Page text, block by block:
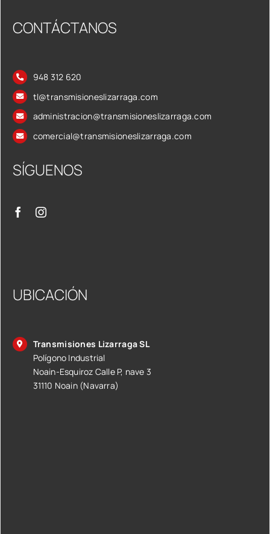
CONTÁCTANOS
948 312 620
tl@transmisioneslizarraga.com
administracion@transmisioneslizarraga.com
comercial@transmisioneslizarraga.com
SÍGUENOS
UBICACIÓN
Transmisiones Lizarraga SL
Polígono Industrial
Noain-Esquiroz Calle P, nave 3
31110 Noain (Navarra)